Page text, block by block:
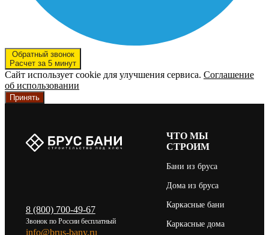
Обратный звонок
Расчет за 5 минут
Сайт использует cookie для улучшения сервиса. Соглашение
об использовании
Принять
8 (800) 700-49-67
Звонок по России бесплатный
info@brus-bany.ru
ЧТО МЫ
СТРОИМ
Бани из бруса
Дома из бруса
Каркасные бани
Каркасные дома